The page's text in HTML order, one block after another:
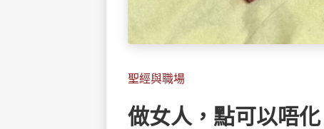
聖經與職場
做女人，點可以唔化